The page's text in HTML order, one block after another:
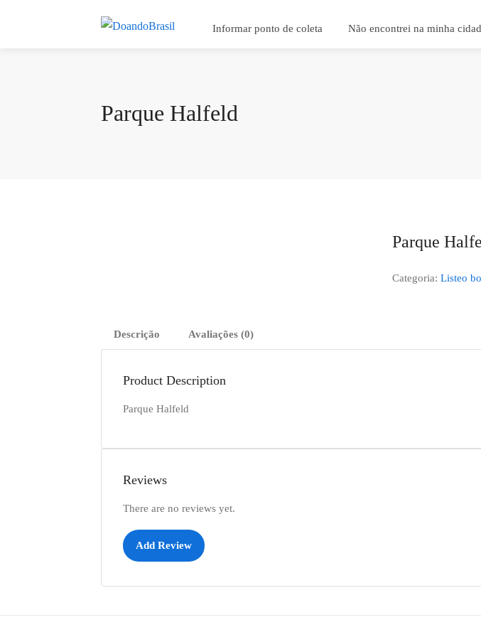
Informar ponto de coleta Não encontrei na minha
Parque Halfeld
Parque
Categoria: Listeo
Descrição Avaliações (0)
Product Description
Parque Halfeld
Reviews
There are no reviews yet.
Add Review